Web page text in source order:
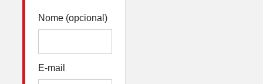
Nome (opcional)
E-mail